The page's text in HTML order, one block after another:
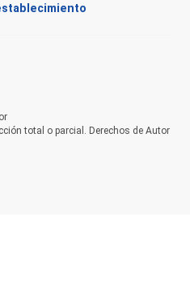
total o parcial. Derechos de Autor